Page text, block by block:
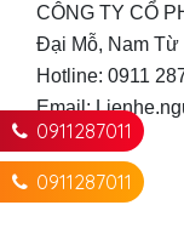
CÔNG TY CỔ
Đại Mỗ, Nam Từ
Hotline: 0911
Email:
0911287011
0911287011